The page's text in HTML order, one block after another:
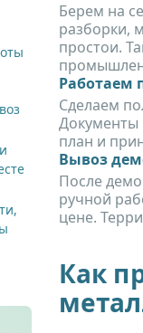
Берем на
разборки,
простои.
Работаем
Сделаем
Документы
план и
Вывоз
После
ручной
цене.
Как